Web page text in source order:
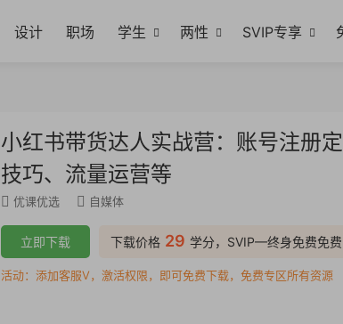
设计 职场 学生 两性 SVIP专享
小红书带货达人实战营：账号注册
技巧、流量运营等
优课优选 自媒体
下载价格 29 学分，SVIP—终身免费免
立即下载
活动：添加客服V，激活权限，即可免费下载，免费专区所有资源